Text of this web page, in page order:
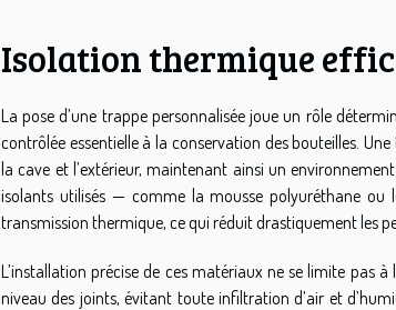
Isolation thermique
La pose d’une trappe personnalisée joue un rôle
contrôlée essentielle à la conservation des bouteilles.
la cave et l’extérieur, maintenant ainsi un
isolants utilisés — comme la mousse polyuréthane
transmission thermique, ce qui réduit drastiquement les
L’installation précise de ces matériaux ne se limite pas
niveau des joints, évitant toute infiltration d’air et